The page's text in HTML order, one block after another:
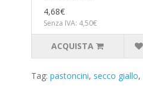
4,68€
Senza IVA: 4,50€
ACQUISTA
Tag: pastoncini, secco giallo,